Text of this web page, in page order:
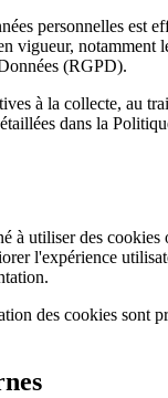
personnelles est
vigueur, notamment
(RGPD).
à la collecte, au
dans la
à utiliser des cookies
l'expérience
des cookies sont